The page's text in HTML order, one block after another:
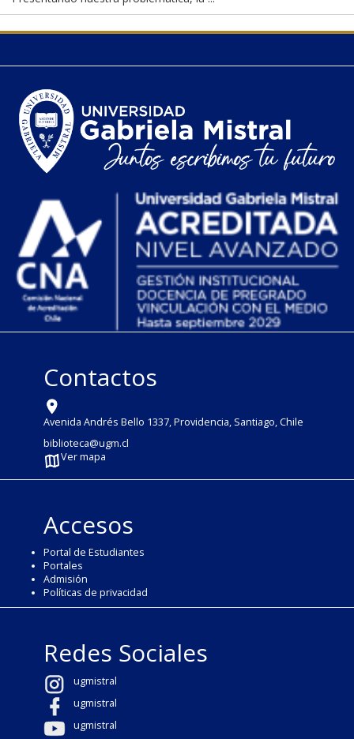
Contactos
Avenida Andrés Bello 1337, Providencia, Santiago, Chile
biblioteca@ugm.cl
Ver mapa
Accesos
Portal de Estudiantes
Portales
Admisión
Políticas de privacidad
Redes Sociales
ugmistral
ugmistral
ugmistral